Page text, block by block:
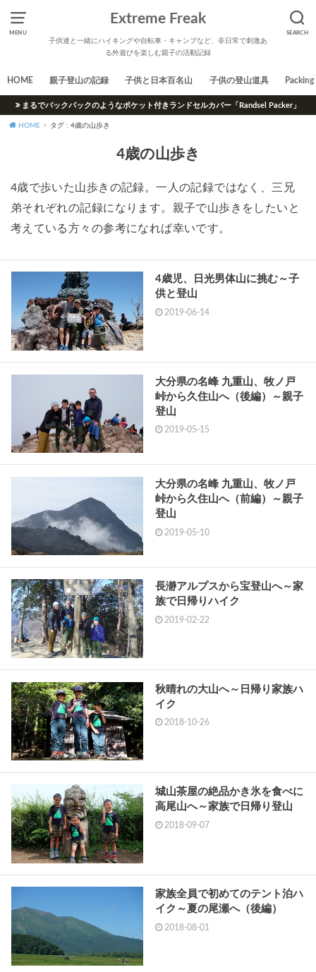
MENU SEARCH
Extreme Freak
子供達と一緒にハイキングや自転車・キャンプなど、非日常で刺激あ
る外遊びを楽しむ親子の活動記録
HOME 親子登山の記録 子供と日本百名山 子供の登山道具 Packing
まるでバックパックのようなポケット付きランドセルカバー「Randsel Packer」
HOME タグ : 4歳の山歩き
4歳の山歩き
4歳で歩いた山歩きの記録。一人の記録ではなく、三兄
弟それぞれの記録になります。親子で山歩きをしたいと
考えている方々の参考になれば幸いです。
4歳児、日光男体山に挑む～子
供と登山
2019-06-14
大分県の名峰 九重山、牧ノ戸
峠から久住山へ（後編）～親子
登山
2019-05-15
大分県の名峰 九重山、牧ノ戸
峠から久住山へ（前編）～親子
登山
2019-05-10
長瀞アルプスから宝登山へ～家
族で日帰りハイク
2019-02-22
秋晴れの大山へ～日帰り家族ハ
イク
2018-10-26
城山茶屋の絶品かき氷を食べに
高尾山へ～家族で日帰り登山
2018-09-07
家族全員で初めてのテント泊ハ
イク～夏の尾瀬へ（後編）
2018-08-01